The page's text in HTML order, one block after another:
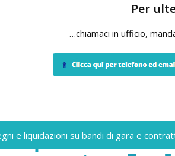
Per
…chiamaci in ufficio,
e liquidazioni su bandi di gara e